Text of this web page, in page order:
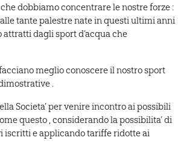
dobbiamo concentrare le nostre forze :
tante palestre nate in questi ultimi anni
dagli sport d’acqua che
meglio conoscere il nostro sport
.
Societa’ per venire incontro ai possibili
questo , considerando la possibilita’ di
iscritti e applicando tariffe ridotte ai